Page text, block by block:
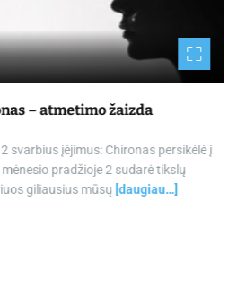
– atmetimo žaizda
svarbius įėjimus: Chironas persikėlė į
pradžioje 2 sudarė tikslų
giliausius mūsų [daugiau…]